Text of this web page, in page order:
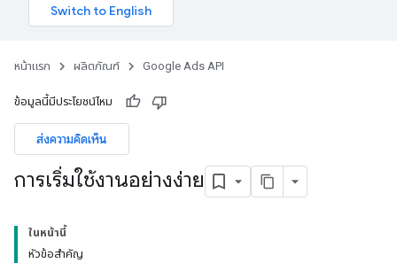
หน้าแรก ผลิตภัณฑ์ Google Ads API
ข้อมูลนี้มีประโยชน์ไหม
ส่งความคิดเห็น
การเริ่มใช้งานอย่างง่าย
ในหน้านี้
หัวข้อสำคัญ